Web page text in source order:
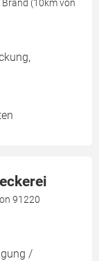
(10km von
91220
/